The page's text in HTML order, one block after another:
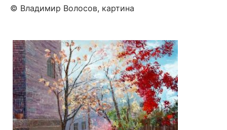
© Владимир Волосов, картина